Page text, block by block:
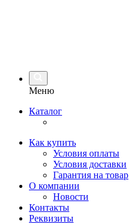
Меню
Каталог
Как купить
Условия оплаты
Условия доставки
Гарантия на товар
О компании
Новости
Контакты
Реквизиты